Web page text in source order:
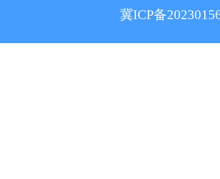
冀ICP备